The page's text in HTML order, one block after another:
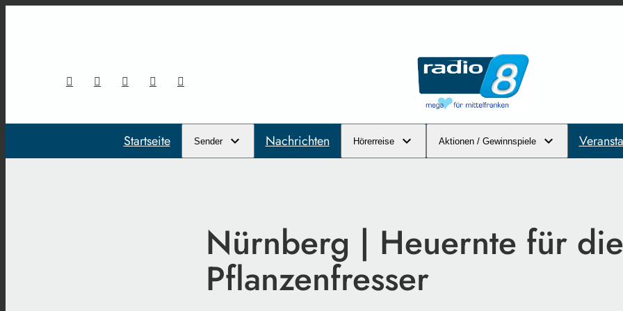
Startseite Sender Nachrichten Hörerreise Aktionen / Gewinnspiele
Nürnberg | Heuernte für die
Pflanzenfresser